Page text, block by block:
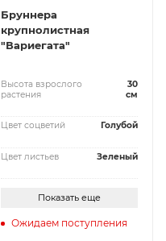
Бруннера
крупнолистная
"Вариегата"
Высота взрослого
растения
30
см
Цвет соцветий Голубой
Цвет листьев Зеленый
Показать еще
Ожидаем поступления